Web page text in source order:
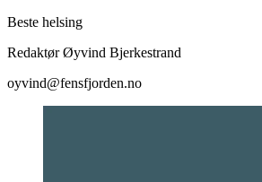
Beste helsing
Redaktør Øyvind Bjerkestrand
oyvind@fensfjorden.no